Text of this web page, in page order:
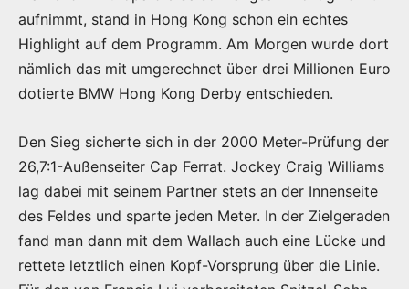
aufnimmt, stand in Hong Kong schon ein echtes
Highlight auf dem Programm. Am Morgen wurde dort
nämlich das mit umgerechnet über drei Millionen Euro
dotierte BMW Hong Kong Derby entschieden.
Den Sieg sicherte sich in der 2000 Meter-Prüfung der
26,7:1-Außenseiter Cap Ferrat. Jockey Craig Williams
lag dabei mit seinem Partner stets an der Innenseite
des Feldes und sparte jeden Meter. In der Zielgeraden
fand man dann mit dem Wallach auch eine Lücke und
rettete letztlich einen Kopf-Vorsprung über die Linie.